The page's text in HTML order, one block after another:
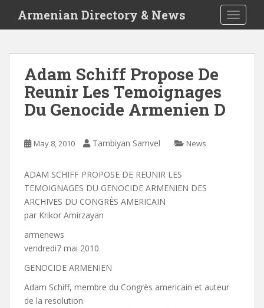
i
Armenian Directory & News
Adam Schiff Propose De
Reunir Les Temoignages
Du Genocide Armenien D
May 8, 2010 Tambiyan Samvel News
ADAM SCHIFF PROPOSE DE REUNIR LES
TEMOIGNAGES DU GENOCIDE ARMENIEN DES
ARCHIVES DU CONGRÈS AMERICAIN
par Krikor Amirzayan
armenews
vendredi7 mai 2010
GENOCIDE ARMENIEN
Adam Schiff, membre du Congrès americain et auteur
de la resolution